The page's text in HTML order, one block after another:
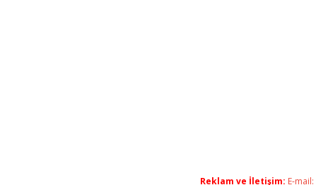
Reklam ve İletişim: E-mail: